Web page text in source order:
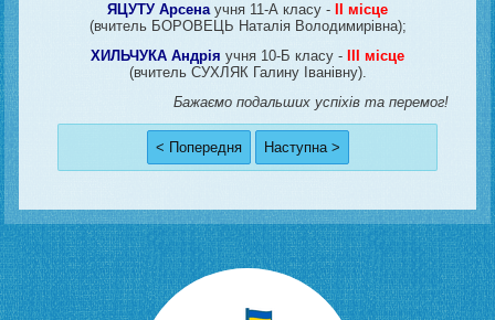
ЯЦУТУ Арсенаучня 11-А класу -
II місце
(вчитель БОРОВЕЦЬ Наталія Володимирівна);
ХИЛЬЧУКА Андрія учня 10-Б класу -
III місце
(вчитель СУХЛЯК Галину Іванівну).
Бажаємо подальших успіхів та перемог!
< Попередня Наступна >